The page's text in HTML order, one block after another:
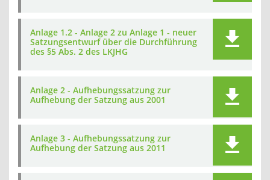
Anlage 1.2 - Anlage 2 zu Anlage 1 - neuer
Satzungsentwurf über die Durchführung
des §5 Abs. 2 des LKJHG
Anlage 2 - Aufhebungssatzung zur
Aufhebung der Satzung aus 2001
Anlage 3 - Aufhebungssatzung zur
Aufhebung der Satzung aus 2011